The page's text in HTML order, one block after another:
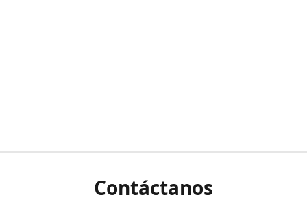
Contáctanos